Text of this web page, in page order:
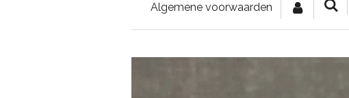
Algemene voorwaarden